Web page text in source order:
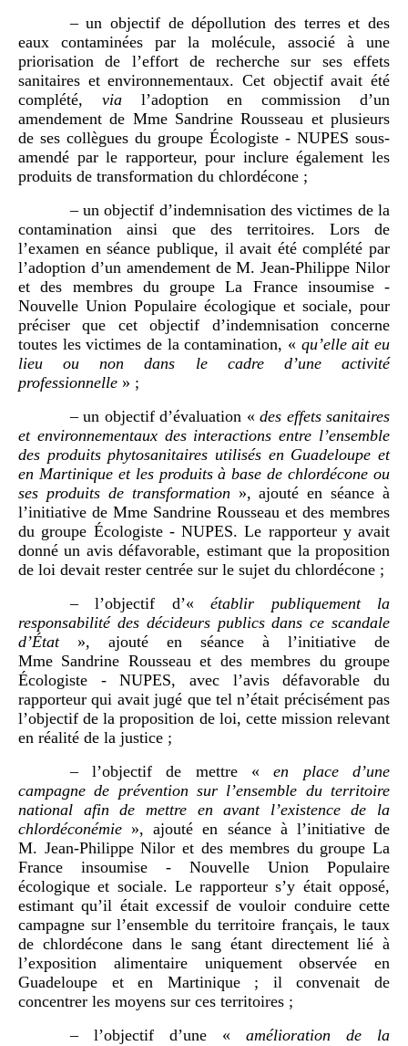
– un objectif de dépollution des terres et des
eaux contaminées par la molécule, associé à une
priorisation de l’effort de recherche sur ses effets
sanitaires et environnementaux. Cet objectif avait été
complété, vial’adoption en commission d’un
amendement de Mme Sandrine Rousseau et plusieurs
de ses collègues du groupe Écologiste - NUPES sous-
amendé par le rapporteur, pour inclure également les
produits de transformation du chlordécone ;
– un objectif d’indemnisation des victimes de la
contamination ainsi que des territoires. Lors de
l’examen en séance publique, il avait été complété par
l’adoption d’un amendement de M. Jean‑Philippe Nilor
et des membres du groupe La France insoumise -
Nouvelle Union Populaire écologique et sociale, pour
préciser que cet objectif d’indemnisation concerne
toutes les victimes de la contamination, « qu’elle ait eu
lieu ou non dans le cadre d’une activité
professionnelle » ;
– un objectif d’évaluation «des effets sanitaires
et environnementaux des interactions entre l’ensemble
des produits phytosanitaires utilisés en Guadeloupe et
en Martinique et les produits à base de chlordécone ou
ses produits de transformation », ajouté en séance à
l’initiative de Mme Sandrine Rousseau et des membres
du groupe Écologiste - NUPES. Le rapporteur y avait
donné un avis défavorable, estimant que la proposition
de loi devait rester centrée sur le sujet du chlordécone ;
– l’objectif d’«établir publiquement la
responsabilité des décideurs publics dans ce scandale
d’État», ajouté en séance à l’initiative de
Mme Sandrine Rousseau et des membres du groupe
Écologiste - NUPES, avec l’avis défavorable du
rapporteur qui avait jugé que tel n’était précisément pas
l’objectif de la proposition de loi, cette mission relevant
en réalité de la justice ;
– l’objectif de mettre «en place d’une
campagne de prévention sur l’ensemble du territoire
national afin de mettre en avant l’existence de la
chlordéconémie », ajouté en séance à l’initiative de
M. Jean‑Philippe Nilor et des membres du groupe La
France insoumise - Nouvelle Union Populaire
écologique et sociale. Le rapporteur s’y était opposé,
estimant qu’il était excessif de vouloir conduire cette
campagne sur l’ensemble du territoire français, le taux
de chlordécone dans le sang étant directement lié à
l’exposition alimentaire uniquement observée en
Guadeloupe et en Martinique ; il convenait de
concentrer les moyens sur ces territoires ;
– l’objectif d’une « amélioration de la